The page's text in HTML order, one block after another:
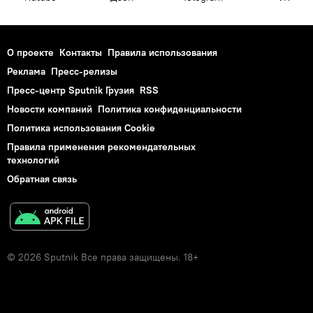
О проекте Контакты Правила использования
Реклама Пресс-релизы
Пресс-центр Sputnik Грузия RSS
Новости компаний Политика конфиденциальности
Политика использования Cookie
Правила применения рекомендательных
технологий
Обратная связь
© 2026 Sputnik Все права защищены. 18+